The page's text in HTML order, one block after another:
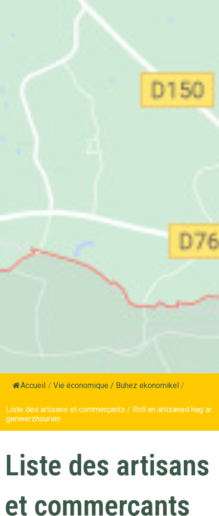
Accueil / Vie économique / Buhez ekonomikel /
Liste des artisans et commerçants / Roll an artizaned hag ar
genwerzhourien
Liste des artisans
et commerçants